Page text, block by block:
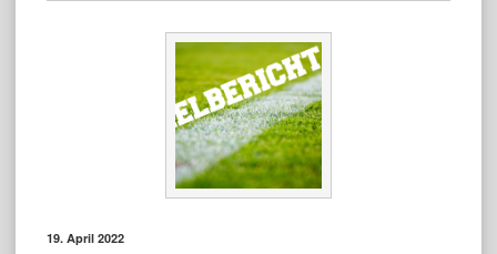
19. April 2022